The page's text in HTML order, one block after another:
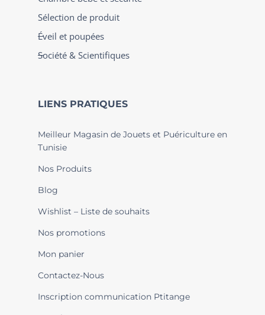
Sélection de produit
Éveil et poupées
Société & Scientifiques
LIENS PRATIQUES
Meilleur Magasin de Jouets et Puériculture en
Tunisie
Nos Produits
Blog
Wishlist – Liste de souhaits
Nos promotions
Mon panier
Contactez-Nous
Inscription communication Ptitange